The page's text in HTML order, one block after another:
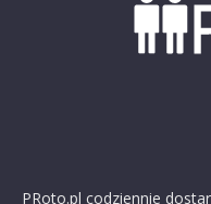
PRoto.pl codziennie